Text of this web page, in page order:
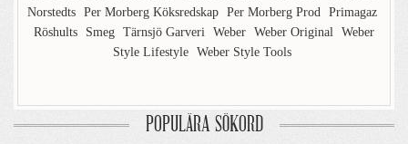
Norstedts Per Morberg Köksredskap Per Morberg Prod Primagaz
Röshults
Smeg Tärnsjö Garveri Weber Weber Original Weber
Style Lifestyle Weber Style Tools
POPULÄRA SÖKORD